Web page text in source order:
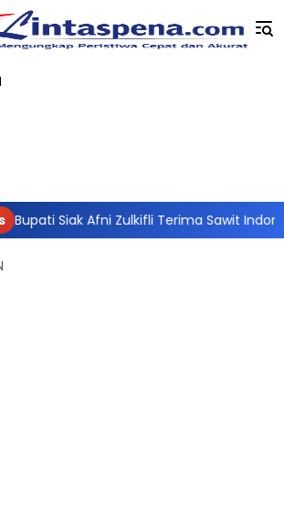
Siak Afni Zulkifli Terima Sawit Indonesia